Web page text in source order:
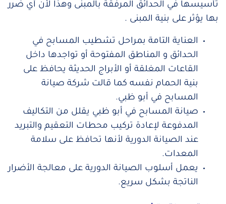
تأسيسها في الحدائق المرفقة بالمبنى وهذا لأن أي ضرر
بها يؤثر على بنية المبنى .
العناية التامة بمراحل تشطيب المسابح في
الحدائق و المناطق المفتوحة أو تواجدها داخل
القاعات المغلقة أو الأبراج الحديثة يحافظ على
بنية الحمام نفسه كما قالت شركة صيانة
المسابح في أبو ظبي.
صيانة المسابح في أبو ظبي يقلل من التكاليف
المدفوعة لإعادة تركيب محطات التعقيم والتبريد
عند الصيانة الدورية لأنها تحافظ على سلامة
المعدات.
يعمل أسلوب الصيانة الدورية على معالجة الأضرار
الناتجة بشكل سريع.